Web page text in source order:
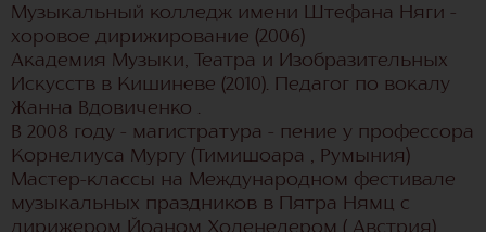
Музыкальный колледж имени Штефана Няги -
хоровое дирижирование (2006)
Академия Музыки, Театра и Изобразительных
Искусств в Кишиневе (2010). Педагог по вокалу
Жанна Вдовиченко .
В 2008 году - магистратура - пение у профессора
Корнелиуса Mургу (Тимишоара , Румыния)
Мастер-классы на Международном фестивале
музыкальных праздников в Пятра Нямц с
дирижером Йоаном Холенедером ( Австрия)